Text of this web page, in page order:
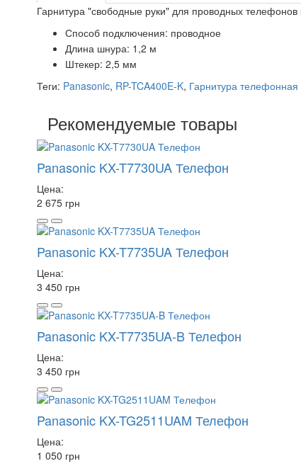
Гарнитура "свободные руки" для проводных
Способ подключения: проводное
Длина шнура: 1,2 м
Штекер: 2,5 мм
Теги: Panasonic, RP-TCA400E-K, Гарнитура телефонная
Рекомендуемые товары
Panasonic KX-T7730UA Телефон
Цена:
2 675 грн
Panasonic KX-T7735UA Телефон
Цена:
3 450 грн
Panasonic KX-T7735UA-B Телефон
Цена:
3 450 грн
Panasonic KX-TG2511UAM Телефон
Цена:
1 050 грн